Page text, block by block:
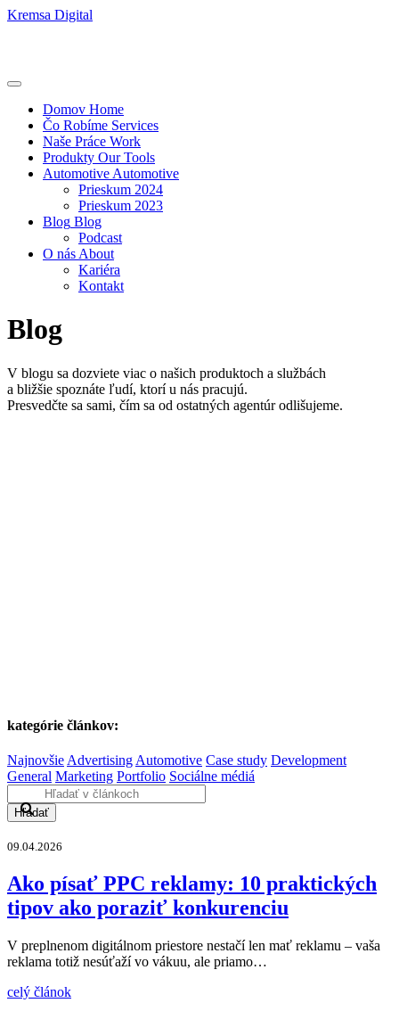
Kremsa Digital
Domov Home
Čo Robíme Services
Naše Práce Work
Produkty Our Tools
Automotive Automotive
Prieskum 2024
Prieskum 2023
Blog Blog
Podcast
O nás About
Kariéra
Kontakt
Blog
V blogu sa dozviete viac o našich produktoch a službách
a bližšie spoznáte ľudí, ktorí u nás pracujú.
Presvedčte sa sami, čím sa od ostatných agentúr odlišujeme.
kategórie článkov:
Najnovšie Advertising Automotive Case study Development
General Marketing Portfolio Sociálne médiá
Hľadať
09.04.2026
Ako písať PPC reklamy: 10 praktických
tipov ako poraziť konkurenciu
V preplnenom digitálnom priestore nestačí len mať reklamu – vaša
reklama totiž nesúťaží vo vákuu, ale priamo…
celý článok